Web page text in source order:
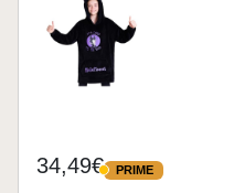
34,49€ PRIME
PRIME